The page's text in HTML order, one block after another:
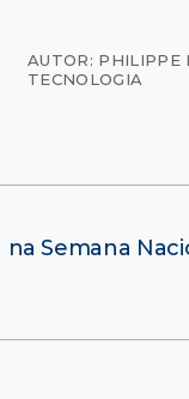
AUTOR: PHILIPPE
TECNOLOGIA
Semana